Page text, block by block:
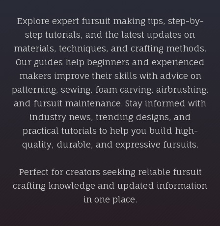
Explore expert fursuit making tips, step-by-
step tutorials, and the latest updates on
materials, techniques, and crafting methods.
Our guides help beginners and experienced
makers improve their skills with advice on
patterning, sewing, foam carving, airbrushing,
and fursuit maintenance. Stay informed with
industry news, trending designs, and
practical tutorials to help you build high-
quality, durable, and expressive fursuits.
Perfect for creators seeking reliable fursuit
crafting knowledge and updated information
in one place.